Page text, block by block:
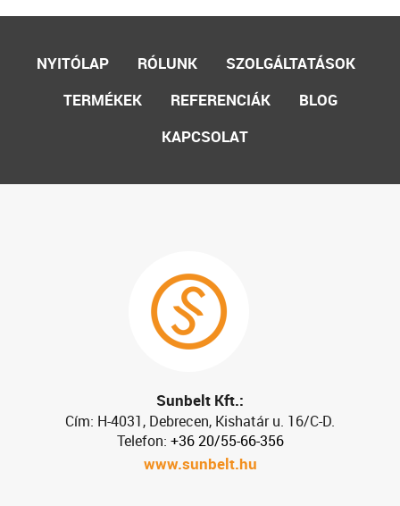
NYITÓLAP RÓLUNK
SZOLGÁLTATÁSOK
TERMÉKEK
REFERENCIÁK
BLOG
KAPCSOLAT
Sunbelt Kft.:
Cím: H-4031, Debrecen, Kishatár u. 16/C-D.
Telefon: +36 20/55-66-356
www.sunbelt.hu